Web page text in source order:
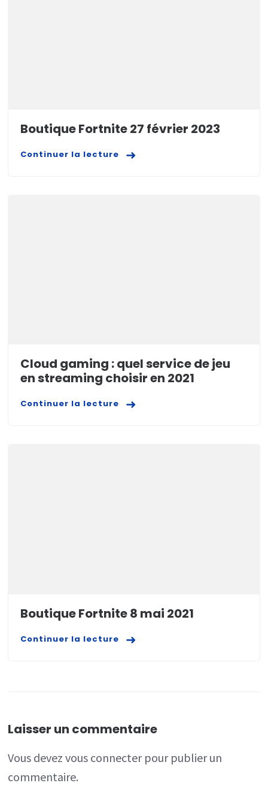
Boutique Fortnite 27 février 2023
Continuer la lecture
Cloud gaming : quel service de jeu
en streaming choisir en 2021
Continuer la lecture
Boutique Fortnite 8 mai 2021
Continuer la lecture
Laisser un commentaire
Vous devezvous connecterpour publier un
commentaire.